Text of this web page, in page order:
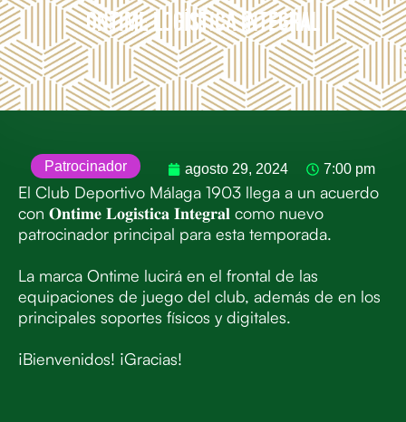
ONTIME LOGÍSTICA INTEGRAL
Patrocinador agosto 29, 2024 7:00 pm
El Club Deportivo Málaga 1903 llega a un acuerdo
con 𝐎𝐧𝐭𝐢𝐦𝐞 𝐋𝐨𝐠𝐢𝐬𝐭𝐢𝐜𝐚 𝐈𝐧𝐭𝐞𝐠𝐫𝐚𝐥 como nuevo
patrocinador principal para esta temporada.
La marca Ontime lucirá en el frontal de las
equipaciones de juego del club, además de en los
principales soportes físicos y digitales.
¡Bienvenidos! ¡Gracias!